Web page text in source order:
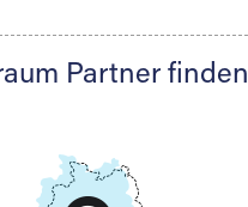
5442 - 404
Partner finden